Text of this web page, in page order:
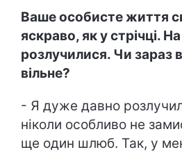
Ваше особисте життя
яскраво, як у стрічці.
розлучилися. Чи зараз
вільне?
- Я дуже давно
ніколи особливо не
ще один шлюб. Так, у